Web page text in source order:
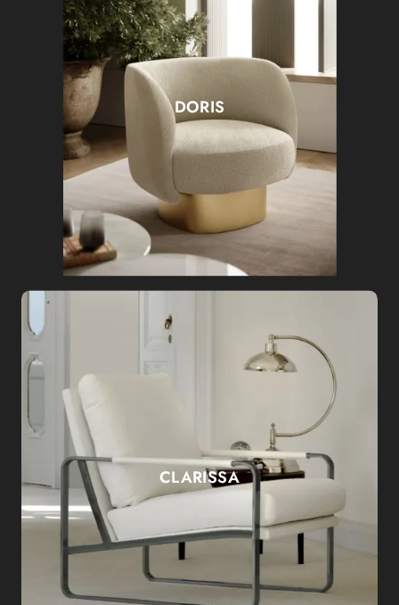
DORIS
CLARISSA